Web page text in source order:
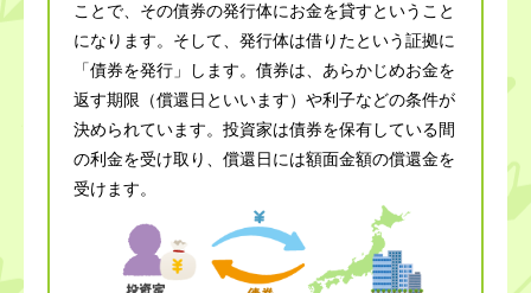
ことで、その債券の発行体にお金を貸すということ
になります。そして、発行体は借りたという証拠に
「債券を発行」します。債券は、あらかじめお金を
返す期限（償還日といいます）や利子などの条件が
決められています。投資家は債券を保有している間
の利金を受け取り、償還日には額面金額の償還金を
受けます。